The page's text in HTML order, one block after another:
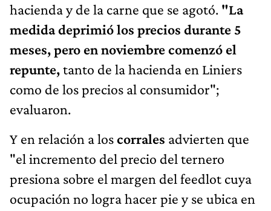
hacienda y de la carne que se agotó. "La
medida deprimió los precios durante 5
meses, pero en noviembre comenzó el
repunte,tanto de la hacienda en Liniers
como de los precios al consumidor";
evaluaron.
Y en relación a loscorrales advierten que
"el incremento del precio del ternero
presiona sobre el margen del feedlot cuya
ocupación no logra hacer pie y se ubica en